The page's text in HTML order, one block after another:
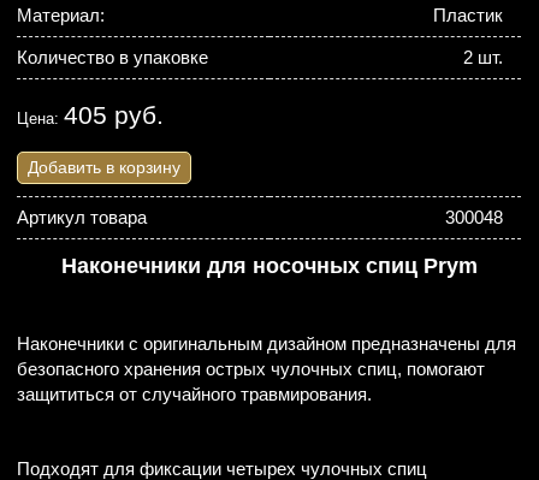
Материал: Пластик
Количество в упаковке 2 шт.
Цена:405 руб.
Добавить в корзину
Артикул товара 300048
Наконечники для носочных спиц Prym
Наконечники с оригинальным дизайном предназначены для
безопасного хранения острых чулочных спиц, помогают
защититься от случайного травмирования.
Подходят для фиксации четырех чулочных спиц